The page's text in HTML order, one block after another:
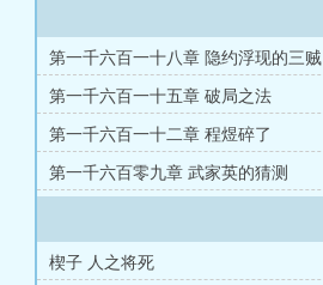
第一千六百一十八章 隐约浮现的三贼
第一千六百一十五章 破局之法
第一千六百一十二章 程煜碎了
第一千六百零九章 武家英的猜测
楔子 人之将死